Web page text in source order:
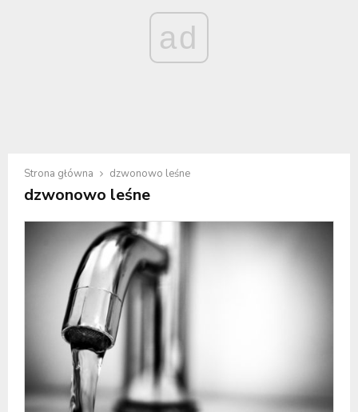
ad
Strona główna dzwonowo leśne
dzwonowo leśne